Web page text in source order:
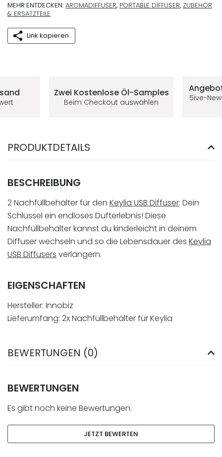
MEHR ENTDECKEN: AROMADIFFUSER, PORTABLE DIFFUSER, ZUBEHÖR
& ERSATZTEILE
Link kopieren
Zwei Kostenlose Öl-Samples
Beim Checkout auswählen 5ive-
PRODUKTDETAILS
BESCHREIBUNG
2 Nachfüllbehälter für den Keylia USB Diffuser: Dein
Schlüssel ein endloses Dufterlebnis! Diese
Nachfüllbehälter kannst du kinderleicht in deinem
Diffuser wechseln und so die Lebensdauer des Keylia
USB Diffusers verlängern.
EIGENSCHAFTEN
Hersteller: Innobiz
Lieferumfang: 2x Nachfüllbehälter für Keylia
BEWERTUNGEN (0)
BEWERTUNGEN
Es gibt noch keine Bewertungen.
JETZT BEWERTEN